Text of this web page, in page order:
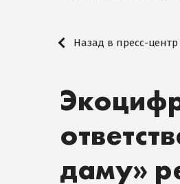
Назад в пресс-центр
даму»